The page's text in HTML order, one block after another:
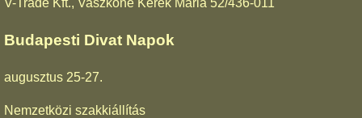
V-Trade Kft., Vaszkóné Kerek Mária 52/436-011
Budapesti Divat Napok
augusztus 25-27.
Nemzetközi szakkiállítás